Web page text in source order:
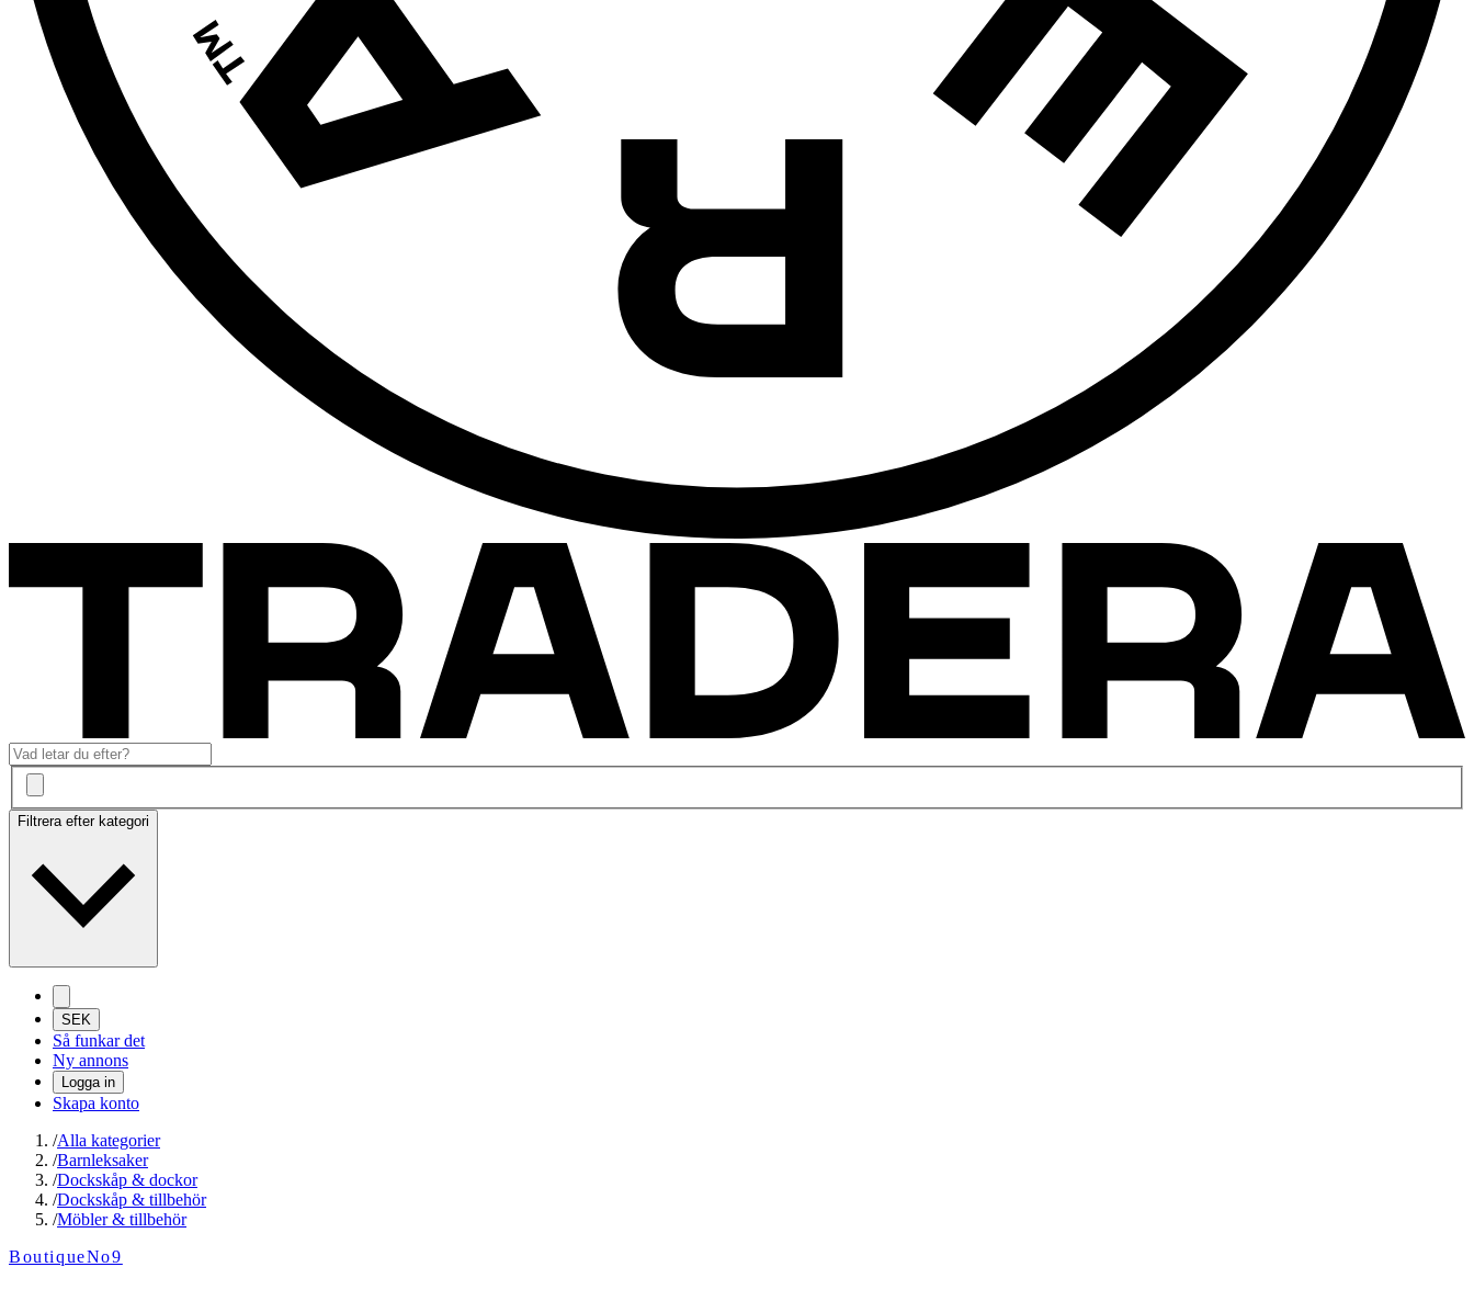
Filtrera efter kategori
SEK
Så funkar det
Ny annons
Logga in
Skapa konto
/Alla kategorier
/Barnleksaker
/Dockskåp & dockor
/Dockskåp & tillbehör
/Möbler & tillbehör
BoutiqueNo9